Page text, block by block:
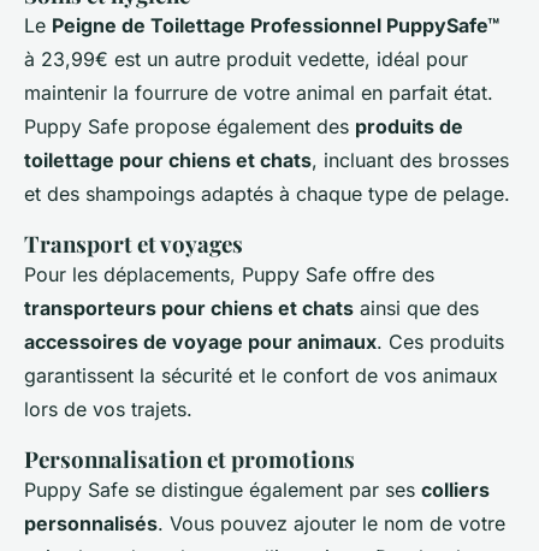
Le Peigne de Toilettage Professionnel PuppySafe™
à 23,99€ est un autre produit vedette, idéal pour
maintenir la fourrure de votre animal en parfait état.
Puppy Safe propose également des produits de
toilettage pour chiens et chats, incluant des brosses
et des shampoings adaptés à chaque type de pelage.
Transport et voyages
Pour les déplacements, Puppy Safe offre des
transporteurs pour chiens et chats ainsi que des
accessoires de voyage pour animaux. Ces produits
garantissent la sécurité et le confort de vos animaux
lors de vos trajets.
Personnalisation et promotions
Puppy Safe se distingue également par ses colliers
personnalisés. Vous pouvez ajouter le nom de votre